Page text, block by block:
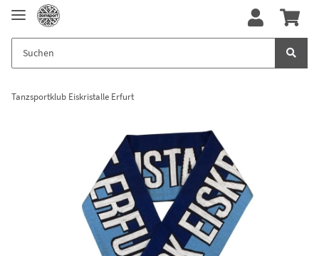
Tanzsportklub Eiskristalle Erfurt